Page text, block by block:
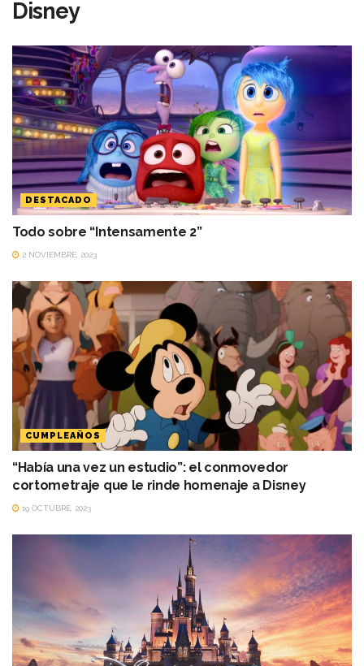
Disney
DESTACADO
Todo sobre “Intensamente 2”
2 NOVIEMBRE, 2023
CUMPLEAÑOS
“Había una vez un estudio”: el conmovedor
cortometraje que le rinde homenaje a Disney
19 OCTUBRE, 2023